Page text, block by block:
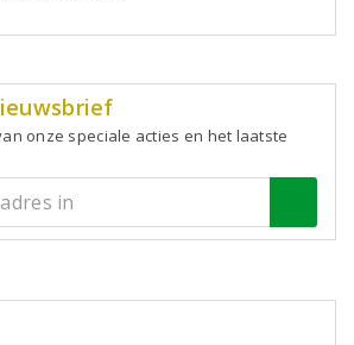
onze speciale acties en het laatste